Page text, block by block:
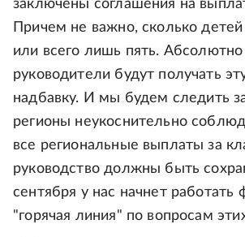
заключены соглашения на
Причем не важно, сколько
или всего лишь пять.
руководители будут получать
надбавку. И мы будем следить
регионы неукоснительно
все региональные выплаты за
руководство должны быть
сентября у нас начнет работать
"горячая линия" по вопросам